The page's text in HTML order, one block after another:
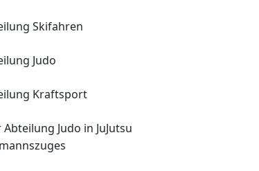
Skifahren
Judo
Kraftsport
Judo in JuJutsu